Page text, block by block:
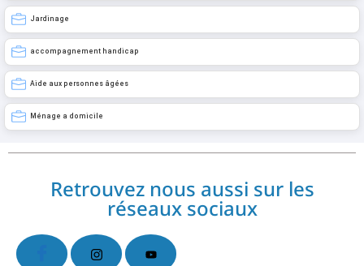
Jardinage
accompagnement handicap
Aide aux personnes âgées
Ménage a domicile
Retrouvez nous aussi sur les
réseaux sociaux